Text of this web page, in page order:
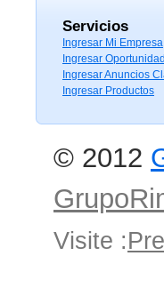
Servicios
Ingresar Mi Empresa
Ingresar
Ingresar Anuncios
Ingresar Productos
© 2012
Visite :